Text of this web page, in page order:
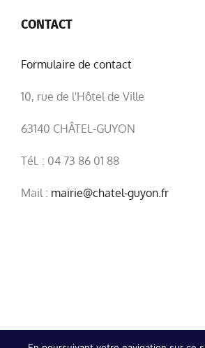
CONTACT
Formulaire de contact
10, rue de l'Hôtel de Ville
63140 CHÂTEL-GUYON
Tél. : 04 73 86 01 88
Mail : mairie@chatel-guyon.fr